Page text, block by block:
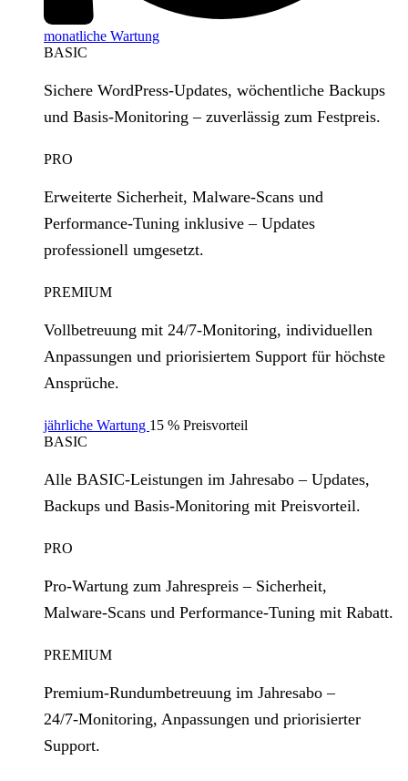
monatliche Wartung
BASIC
Sichere WordPress‑Updates, wöchentliche Backups
und Basis‑Monitoring – zuverlässig zum Festpreis.
PRO
Erweiterte Sicherheit, Malware‑Scans und
Performance‑Tuning inklusive – Updates
professionell umgesetzt.
PREMIUM
Vollbetreuung mit 24/7‑Monitoring, individuellen
Anpassungen und priorisiertem Support für höchste
Ansprüche.
jährliche Wartung 15 % Preisvorteil
BASIC
Alle BASIC‑Leistungen im Jahresabo – Updates,
Backups und Basis‑Monitoring mit Preisvorteil.
PRO
Pro‑Wartung zum Jahrespreis – Sicherheit,
Malware‑Scans und Performance‑Tuning mit Rabatt.
PREMIUM
Premium‑Rundumbetreuung im Jahresabo –
24/7‑Monitoring, Anpassungen und priorisierter
Support.